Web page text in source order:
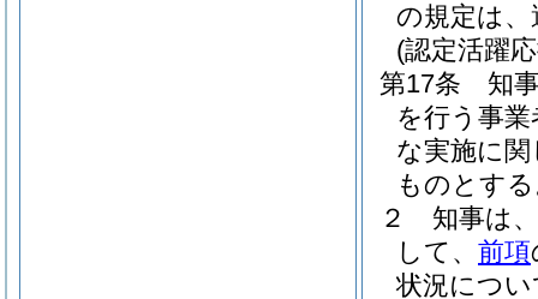
の規定は
(認定活躍
第17条
知
を行う事
な実施に
ものとす
２
知事は
して、 前項
状況につ